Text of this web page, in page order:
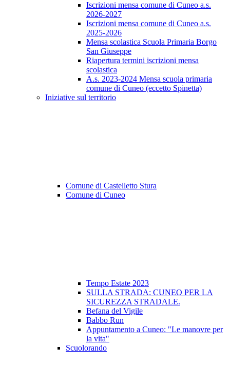
Iscrizioni mensa comune di Cuneo a.s.
2026-2027
Iscrizioni mensa comune di Cuneo a.s.
2025-2026
Mensa scolastica Scuola Primaria Borgo
San Giuseppe
Riapertura termini iscrizioni mensa
scolastica
A.s. 2023-2024 Mensa scuola primaria
comune di Cuneo (eccetto Spinetta)
Iniziative sul territorio
Comune di Castelletto Stura
Comune di Cuneo
Tempo Estate 2023
SULLA STRADA: CUNEO PER LA
SICUREZZA STRADALE.
Befana del Vigile
Babbo Run
Appuntamento a Cuneo: "Le manovre per
la vita"
Scuolorando